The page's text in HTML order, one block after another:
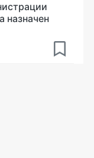
назначен